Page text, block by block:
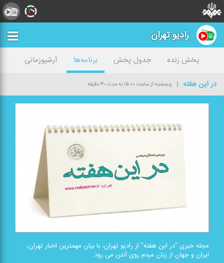
رادیو تهران
پخش زنده جدول پخش برنامه‌ها
آرشیوزمانی
در این هفته
پنجشنبه از ساعت ۱۵:۰۰ به مدت ۳۰ دقیقه
مجله خبری "در این هفته" از رادیو تهران، با بیان مهمترین اخبار تهران،
ایران و جهان از زبان مردم روی آنتن می رود.